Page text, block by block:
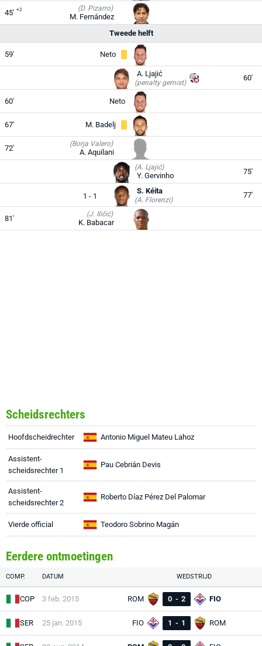
45' +2 (D. Pizarro)
M. Fernández
Tweede helft
59' Neto
A. Ljajić
(penalty gemist)
60'
60' Neto
67' M. Badelj
72' (Borja Valero)
A. Aquilani
(A. Ljajić)
Y. Gervinho 75'
1 - 1
S. Kéita
(A. Florenzi)
77'
81' (J. Iličić)
K. Babacar
Scheidsrechters
Hoofdscheidrechter Antonio Miguel Mateu Lahoz
Assistent-
scheidsrechter 1
Pau Cebrián Devis
Assistent-
scheidsrechter 2
Roberto Díaz Pérez Del Palomar
Vierde official Teodoro Sobrino Magán
Eerdere ontmoetingen
COMP. DATUM WEDSTRIJD
COP 3 feb. 2015 ROM 0 - 2 FIO
SER 25 jan. 2015 FIO 1 - 1 ROM